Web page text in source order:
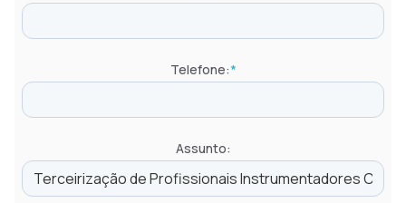
Telefone:*
Assunto: